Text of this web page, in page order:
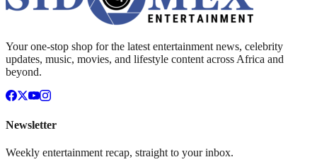
Your one-stop shop for the latest entertainment news, celebrity
updates, music, movies, and lifestyle content across Africa and
beyond.
Newsletter
Weekly entertainment recap, straight to your inbox.